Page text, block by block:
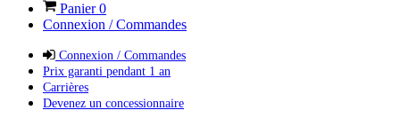
Panier0
Connexion / Commandes
Connexion / Commandes
Prix garanti pendant 1 an
Carrières
Devenez un concessionnaire